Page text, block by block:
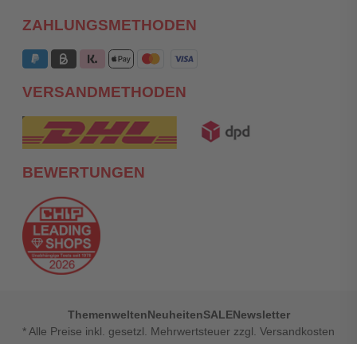
ZAHLUNGSMETHODEN
VERSANDMETHODEN
BEWERTUNGEN
ThemenweltenNeuheitenSALENewsletter
* Alle Preise inkl. gesetzl. Mehrwertsteuer zzgl. Versandkosten